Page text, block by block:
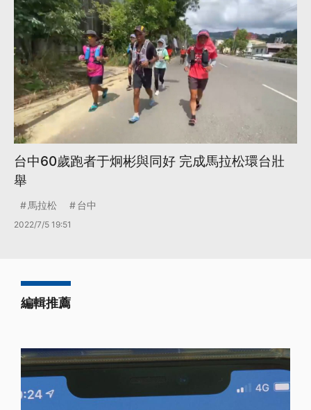
台中60歲跑者于炯彬與同好 完成馬拉松環台壯
舉
馬拉松 台中
2022/7/5 19:51
編輯推薦